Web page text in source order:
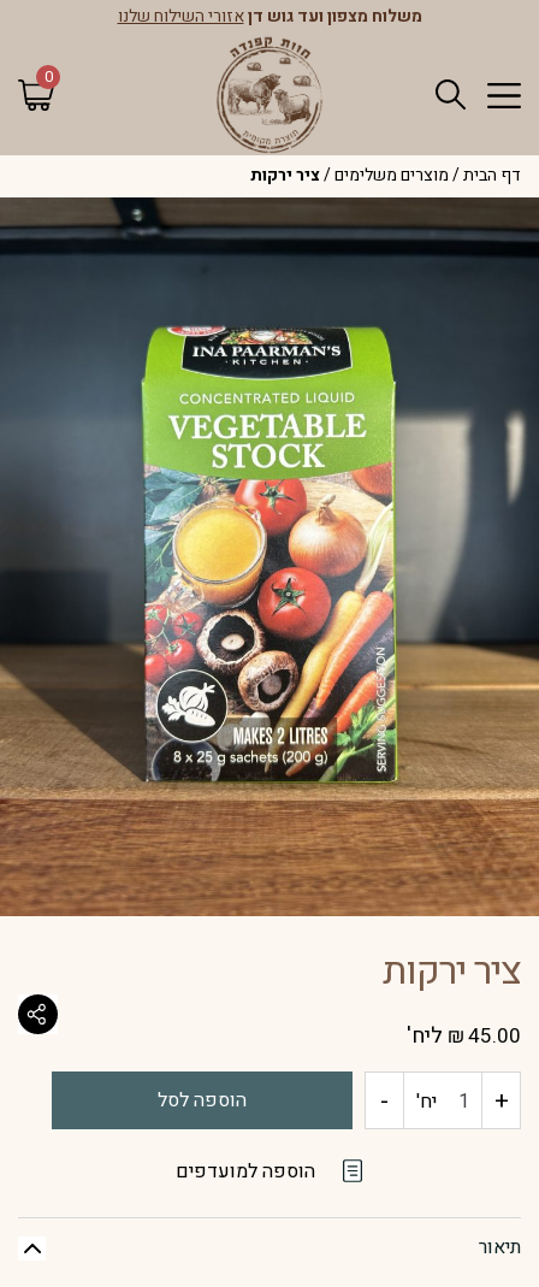
משלוח מצפון ועד גוש דןאזורי השילוח שלנו
0
דף הבית/מוצרים משלימים/ציר ירקות
ציר ירקות
₪45.00 ליח'
+ כמות יח' - הוספה לסל
הוספה למועדפים
תיאור